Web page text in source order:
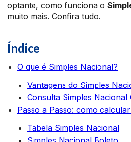
optante, como funciona o
muito mais. Confira tudo.
Índice
O que é Simples Nacional?
Vantagens do Simples
Consulta Simples Nacional
Passo a Passo: como
Tabela Simples Nacional
Simples Nacional Boleto